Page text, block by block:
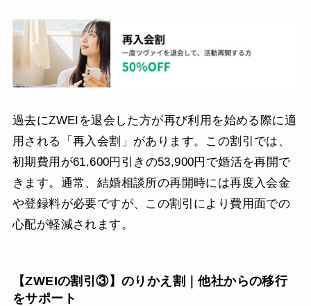
過去にZWEIを退会した方が再び利用を始める際に適
用される「再入会割」があります。この割引では、
初期費用が61,600円引きの53,900円で婚活を再開で
きます。通常、結婚相談所の再開時には再度入会金
や登録料が必要ですが、この割引により費用面での
心配が軽減されます。
【ZWEIの割引③】のりかえ割｜他社からの移行
をサポート